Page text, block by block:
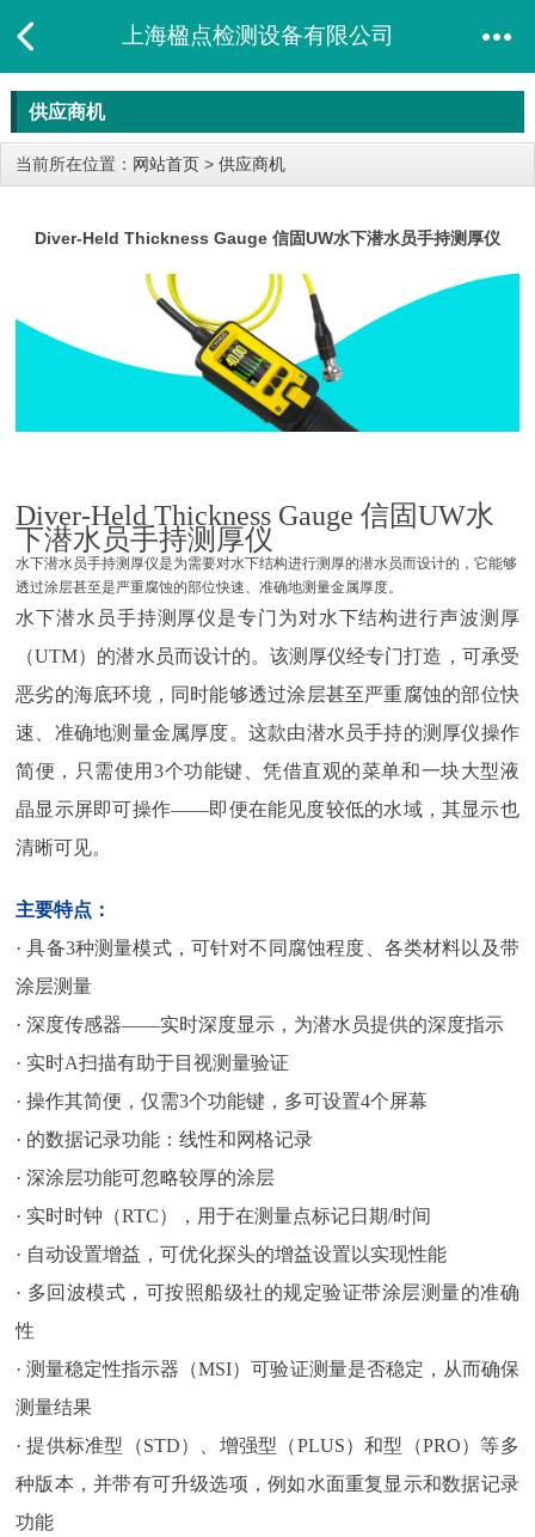
上海楹点检测设备有限公司
供应商机
当前所在位置： 网站首页 > 供应商机
Diver-Held Thickness Gauge 信固UW水下潜水员手持测厚仪
Diver-Held Thickness Gauge 信固UW水
下潜水员手持测厚仪
水下潜水员手持测厚仪是为需要对水下结构进行测厚的潜水员而设计的，它能够
透过涂层甚至是严重腐蚀的部位快速、准确地测量金属厚度。
水下潜水员手持测厚仪是专门为对水下结构进行声波测厚
（UTM）的潜水员而设计的。该测厚仪经专门打造，可承受
恶劣的海底环境，同时能够透过涂层甚至严重腐蚀的部位快
速、准确地测量金属厚度。这款由潜水员手持的测厚仪操作
简便，只需使用3个功能键、凭借直观的菜单和一块大型液
晶显示屏即可操作——即便在能见度较低的水域，其显示也
清晰可见。
主要特点：
· 具备3种测量模式，可针对不同腐蚀程度、各类材料以及带
涂层测量
· 深度传感器——实时深度显示，为潜水员提供的深度指示
· 实时A扫描有助于目视测量验证
· 操作其简便，仅需3个功能键，多可设置4个屏幕
· 的数据记录功能：线性和网格记录
· 深涂层功能可忽略较厚的涂层
· 实时时钟（RTC），用于在测量点标记日期/时间
· 自动设置增益，可优化探头的增益设置以实现性能
· 多回波模式，可按照船级社的规定验证带涂层测量的准确
性
· 测量稳定性指示器（MSI）可验证测量是否稳定，从而确保
测量结果
· 提供标准型（STD）、增强型（PLUS）和型（PRO）等多
种版本，并带有可升级选项，例如水面重复显示和数据记录
功能